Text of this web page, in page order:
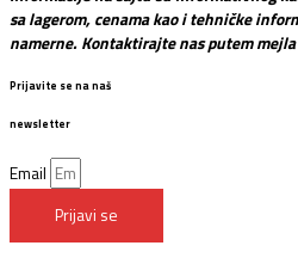
sa lagerom, cenama kao i tehničke
namerne. Kontaktirajte nas putem
Prijavite se na naš
newsletter
Email
Prijavi se